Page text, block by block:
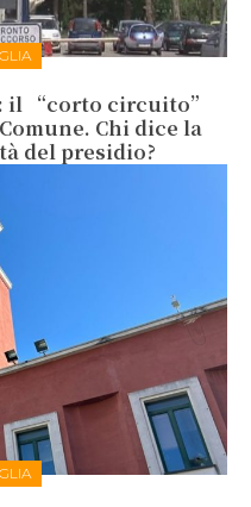
il “corto circuito”
Chi dice la
del presidio?